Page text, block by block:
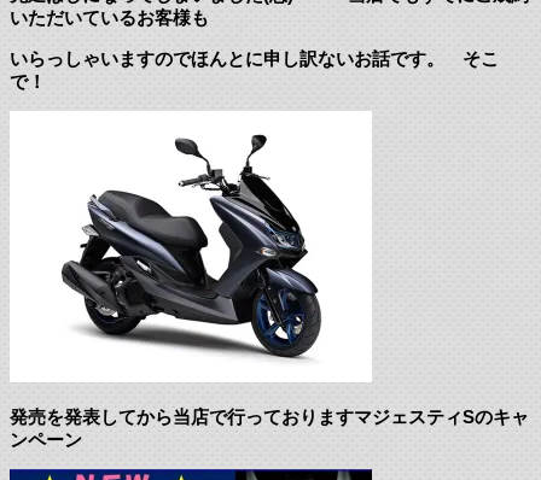
いただいているお客様も
いらっしゃいますのでほんとに申し訳ないお話です。 そこ
で！
発売を発表してから当店で行っておりますマジェスティSのキャ
ンペーン